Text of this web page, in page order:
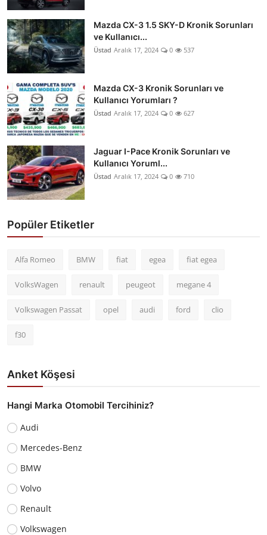
Mazda CX-3 1.5 SKY-D Kronik Sorunları
ve Kullanıcı...
Üstad Aralık 17, 2024 0 537
Mazda CX-3 Kronik Sorunları ve
Kullanıcı Yorumları ?
Üstad Aralık 17, 2024 0 627
Jaguar I-Pace Kronik Sorunları ve
Kullanıcı Yoruml...
Üstad Aralık 17, 2024 0 710
Popüler Etiketler
Alfa Romeo BMW fiat egea fiat egea
VolksWagen renault peugeot megane 4
Volkswagen Passat opel audi ford clio
f30
Anket Köşesi
Hangi Marka Otomobil Tercihiniz?
Audi
Mercedes-Benz
BMW
Volvo
Renault
Volkswagen